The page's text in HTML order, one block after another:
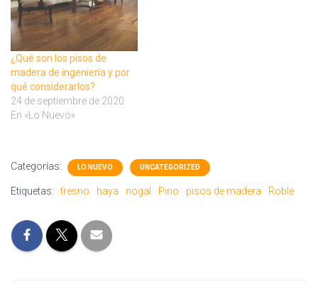
¿Qué son los pisos de
madera de ingeniería y por
qué considerarlos?
24 de septiembre de 2020
En «Lo Nuevo»
Categorías: LO NUEVO UNCATEGORIZED
Etiquetas: fresno haya nogal Pino pisos de madera Roble